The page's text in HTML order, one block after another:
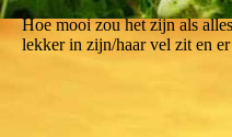
Hoe mooi zou het zijn als
lekker in zijn/haar vel zit en